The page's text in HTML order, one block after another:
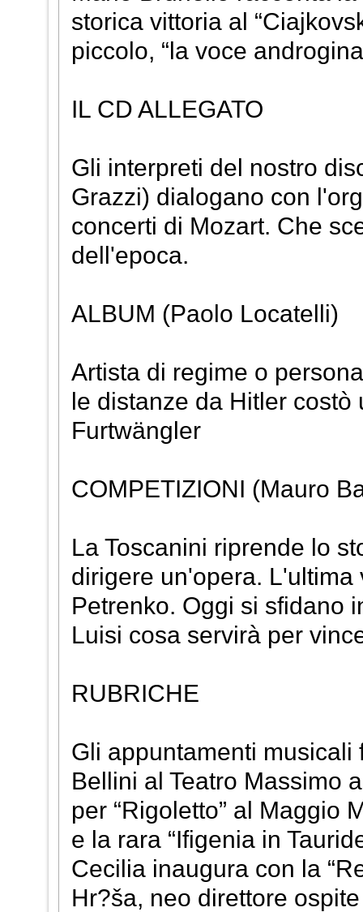
storica vittoria al
piccolo, “la voce
IL CD ALLEGATO
Gli interpreti del nostro
Grazzi) dialogano con
concerti di Mozart. Che
dell'epoca.
ALBUM (Paolo Locatelli)
Artista di regime o
le distanze da Hitler
Furtwängler
COMPETIZIONI (Mauro
La Toscanini riprende lo
dirigere un'opera.
Petrenko. Oggi si sfidano
Luisi cosa servirà per
RUBRICHE
Gli appuntamenti musicali
Bellini al Teatro Massimo
per “Rigoletto” al Maggio
e la rara “Ifigenia in
Cecilia inaugura con la
Hr?ša, neo direttore